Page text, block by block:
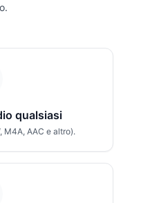
qualsiasi
M4A, AAC e altro).